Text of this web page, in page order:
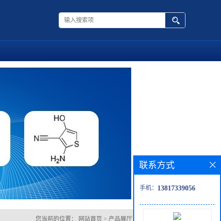
您当前的位置： 网站首页 > 产品展厅 1,2,3-三甲氧基苯
联系方式
手机： 13817339056